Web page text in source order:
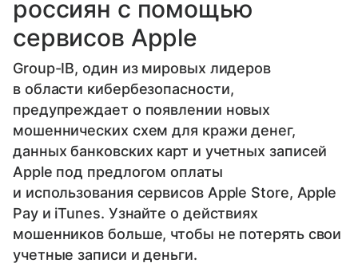
россиян с помощью
сервисов Apple
Group-IB, один из мировых лидеров
в области кибербезопасности,
предупреждает о появлении новых
мошеннических схем для кражи денег,
данных банковских карт и учетных записей
Apple под предлогом оплаты
и использования сервисов Apple Store, Apple
Pay и iTunes. Узнайте о действиях
мошенников больше, чтобы не потерять свои
учетные записи и деньги.